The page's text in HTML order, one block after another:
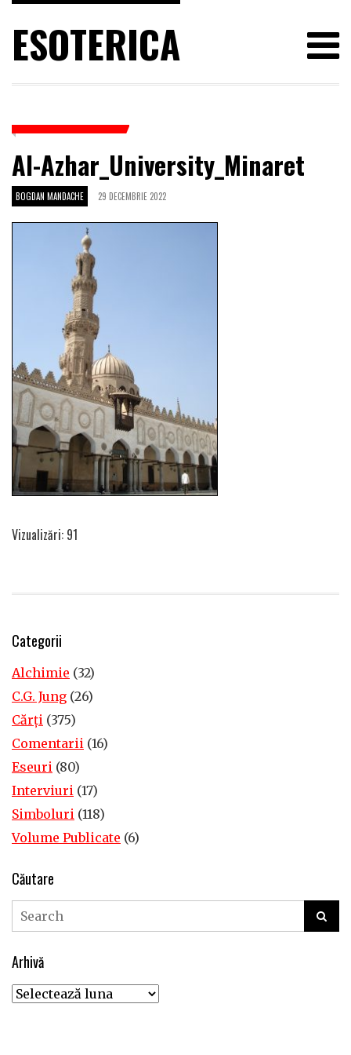
ESOTERICA
Al-Azhar_University_Minaret
BOGDAN MANDACHE 29 DECEMBRIE 2022
Vizualizări: 91
Categorii
Alchimie (32)
C.G. Jung (26)
Cărţi (375)
Comentarii (16)
Eseuri (80)
Interviuri (17)
Simboluri (118)
Volume Publicate (6)
Căutare
Arhivă